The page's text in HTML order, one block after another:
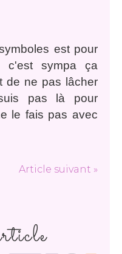
est pour
c'est sympa ça
de ne pas lâcher
pas là pour
le fais pas avec
Article suivant »